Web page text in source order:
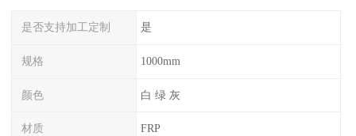
是否支持加工定制 是
规格 1000mm
颜色 白 绿 灰
材质 FRP